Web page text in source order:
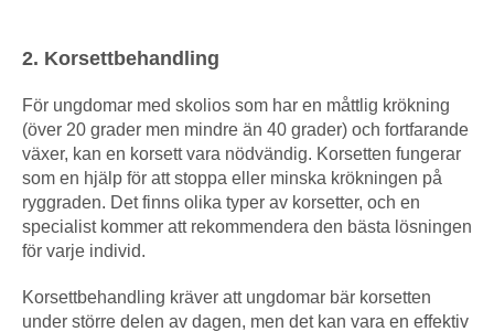
2. Korsettbehandling
För ungdomar med skolios som har en måttlig krökning
(över 20 grader men mindre än 40 grader) och fortfarande
växer, kan en korsett vara nödvändig. Korsetten fungerar
som en hjälp för att stoppa eller minska krökningen på
ryggraden. Det finns olika typer av korsetter, och en
specialist kommer att rekommendera den bästa lösningen
för varje individ.
Korsettbehandling kräver att ungdomar bär korsetten
under större delen av dagen, men det kan vara en effektiv